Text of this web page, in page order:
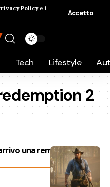
Policye i
Accetto
Tech Lifestyle
2
una remastered?